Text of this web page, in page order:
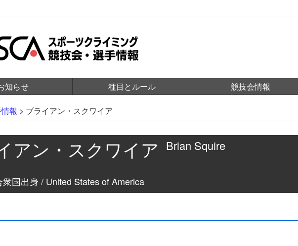
知らせ 種目とルール 競技会情報
報 > ブライアン・スクワイア
アン・スクワイア Brian Squire
衆国出身 / United States of America